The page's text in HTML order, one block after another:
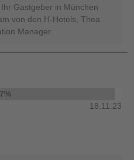
Gastgeber in München
von den H-Hotels, Thea
Manager
18.11.23